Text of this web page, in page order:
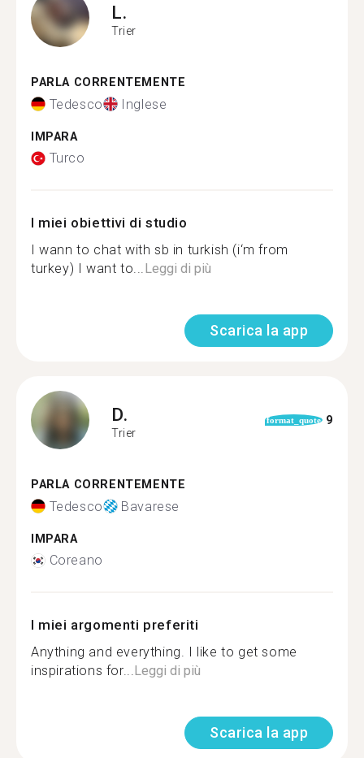
L.
Trier
PARLA CORRENTEMENTE
Tedesco Inglese
IMPARA
Turco
I miei obiettivi di studio
I wann to chat with sb in turkish (i‘m from
turkey) I want to...Leggi di più
Scarica la app
D.
Trier
format_quote 9
PARLA CORRENTEMENTE
Tedesco Bavarese
IMPARA
Coreano
I miei argomenti preferiti
Anything and everything. I like to get some
inspirations for...Leggi di più
Scarica la app